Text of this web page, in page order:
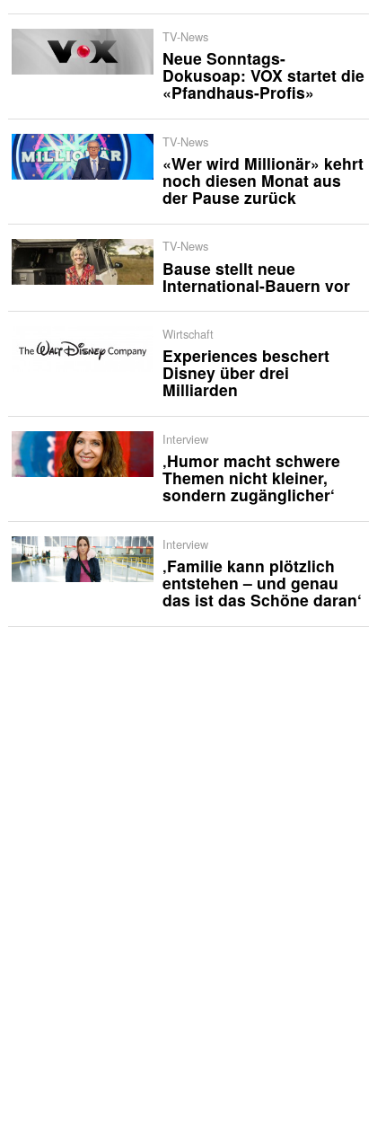
TV-News
Neue Sonntags-
Dokusoap: VOX startet die
«Pfandhaus-Profis»
TV-News
«Wer wird Millionär» kehrt
noch diesen Monat aus
der Pause zurück
TV-News
Bause stellt neue
International-Bauern vor
Wirtschaft
Experiences beschert
Disney über drei
Milliarden
Interview
‚Humor macht schwere
Themen nicht kleiner,
sondern zugänglicher‘
Interview
‚Familie kann plötzlich
entstehen – und genau
das ist das Schöne daran‘